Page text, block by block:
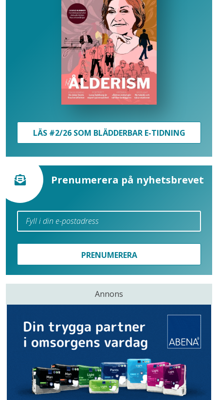
LÄS #2/26 SOM BLÄDDERBAR E-TIDNING
Prenumerera på nyhetsbrevet
PRENUMERERA
Annons